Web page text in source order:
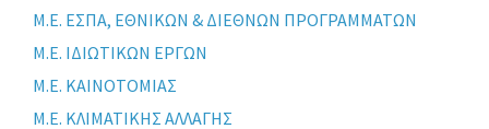
Μ.Ε. ΕΣΠΑ, ΕΘΝΙΚΩΝ & ΔΙΕΘΝΩΝ ΠΡΟΓΡΑΜΜΑΤΩΝ
Μ.Ε. ΙΔΙΩΤΙΚΩΝ ΕΡΓΩΝ
Μ.Ε. ΚΑΙΝΟΤΟΜΙΑΣ
Μ.Ε. ΚΛΙΜΑΤΙΚΗΣ ΑΛΛΑΓΗΣ